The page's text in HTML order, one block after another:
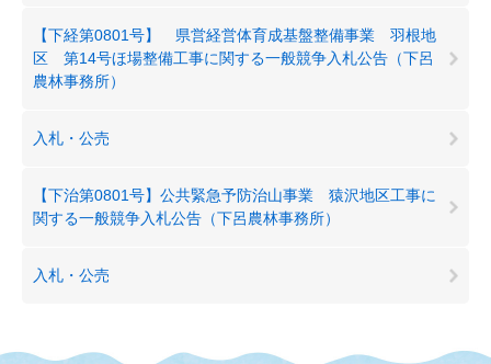
【下経第0801号】 県営経営体育成基盤整備事業 羽根地
区 第14号ほ場整備工事に関する一般競争入札公告（下呂
農林事務所）
入札・公売
【下治第0801号】公共緊急予防治山事業 猿沢地区工事に
関する一般競争入札公告（下呂農林事務所）
入札・公売